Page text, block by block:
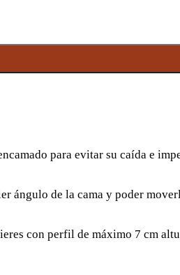
para evitar su caída e
ángulo de la cama y poder
con perfil de máximo 7 cm